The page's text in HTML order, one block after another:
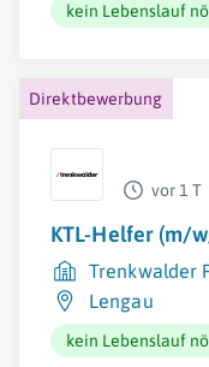
kein Lebenslauf
Direktbewerbung
vor 1 T
KTL-Helfer (m/
Trenkwalder
Lengau
kein Lebenslauf